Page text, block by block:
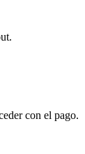
con el pago.